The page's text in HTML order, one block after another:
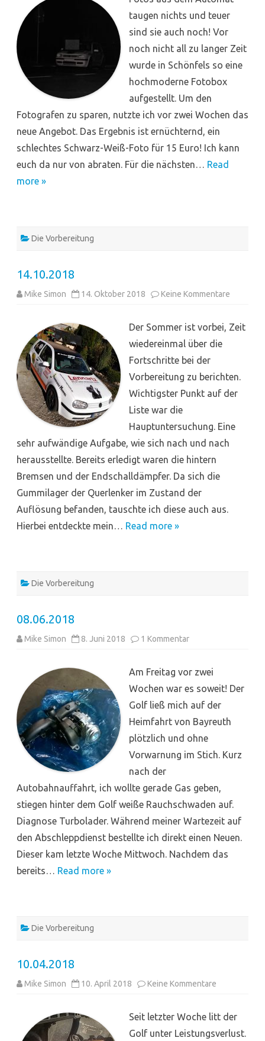
taugen nichts und teuer
sind sie auch noch! Vor
noch nicht all zu langer Zeit
wurde in Schönfels so eine
hochmoderne Fotobox
aufgestellt. Um den
Fotografen zu sparen, nutzte ich vor zwei Wochen das
neue Angebot. Das Ergebnis ist ernüchternd, ein
schlechtes Schwarz-Weiß-Foto für 15 Euro! Ich kann
euch da nur von abraten. Für die nächsten… Read
more »
Die Vorbereitung
14.10.2018
Mike Simon 14. Oktober 2018 Keine Kommentare
Der Sommer ist vorbei, Zeit
wiedereinmal über die
Fortschritte bei der
Vorbereitung zu berichten.
Wichtigster Punkt auf der
Liste war die
Hauptuntersuchung. Eine
sehr aufwändige Aufgabe, wie sich nach und nach
herausstellte. Bereits erledigt waren die hintern
Bremsen und der Endschalldämpfer. Da sich die
Gummilager der Querlenker im Zustand der
Auflösung befanden, tauschte ich diese auch aus.
Hierbei entdeckte mein… Read more »
Die Vorbereitung
08.06.2018
Mike Simon 8. Juni 2018 1 Kommentarzu
Am Freitag vor zwei
Wochen war es soweit! Der
Golf ließ mich auf der
Heimfahrt von Bayreuth
plötzlich und ohne
Vorwarnung im Stich. Kurz
nach der
Autobahnauffahrt, ich wollte gerade Gas geben,
stiegen hinter dem Golf weiße Rauchschwaden auf.
Diagnose Turbolader. Während meiner Wartezeit auf
den Abschleppdienst bestellte ich direkt einen Neuen.
Dieser kam letzte Woche Mittwoch. Nachdem das
bereits… Read more »
Die Vorbereitung
10.04.2018
Mike Simon 10. April 2018 Keine Kommentare
Seit letzter Woche litt der
Golf unter Leistungsverlust.